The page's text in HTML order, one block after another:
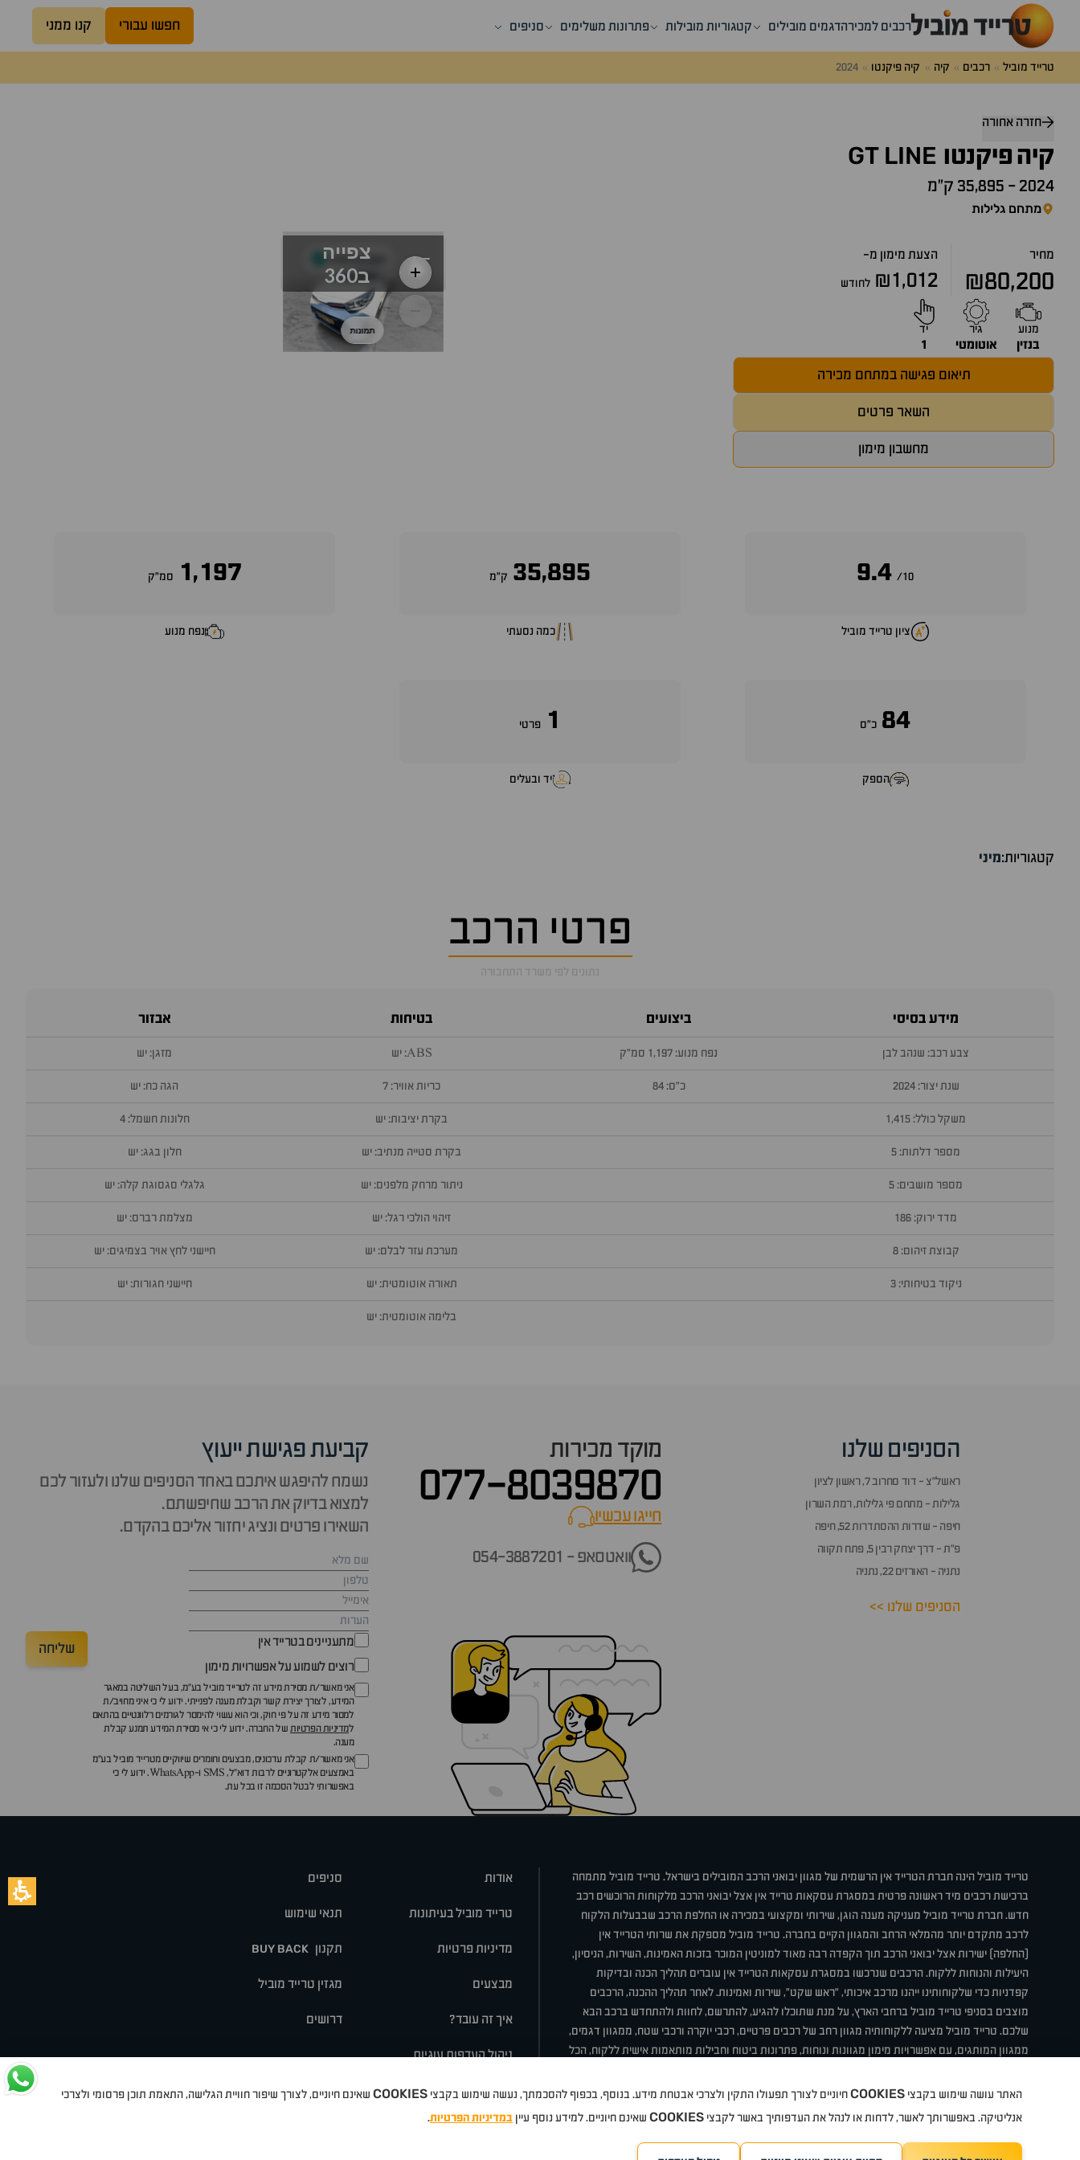
רכבים למכירהדגמים מובילים קטגוריות מובילות פתרונות משלימים סניפים חפשו עבורי קנו ממני
טרייד מוביל רכבים קיה קיה פיקנטו 2024
שאלות
ותשובות
חזרה אחורה
קיה פיקנטו GT LINE
2024
- 35,895 ק״מ
מתחם גלילות
מחיר
₪80,200
הצעת מימון מ-
₪1,012 לחודש
מנוע
בנזין
גיר
אוטומטי
יד
1
תיאום פגישה במתחם מכירה
השאר פרטים
מחשבון מימון
10/
9.4
ציון טרייד מוביל
35,895 ק״מ
כמה נסעתי
1,197 סמ״ק
נפח מנוע
84 כ״ס
הספק
1 פרטי
יד ובעלים
קטגוריות:מיני
פרטי הרכב
נתונים לפי משרד התחבורה
מידע בסיסי
צבע רכב: שנהב לבן
שנת יצור: 2024
משקל כולל: 1,415
מספר דלתות: 5
מספר מושבים: 5
מדד ירוק: 186
קבוצת זיהום: 8
ניקוד בטיחותי: 3
ביצועים
נפח מנוע: 1,197 סמ״ק
כ״ס: 84
בטיחות
ABS: יש
כריות אוויר: 7
בקרת יציבות: יש
בקרת סטייה מנתיב: יש
ניתור מרחק מלפנים: יש
זיהוי הולכי רגל: יש
מערכת עזר לבלם: יש
תאורה אוטומטית: יש
בלימה אוטומטית: יש
אבזור
מזגן: יש
הגה כח: יש
חלונות חשמל: 4
חלון בגג: יש
גלגלי סגסוגת קלה: יש
מצלמת רברס: יש
חיישני לחץ אויר בצמיגים: יש
חיישני חגורות: יש
הסניפים שלנו
ראשל״צ - דוד סחרוב 7, ראשון לציון
גלילות - מתחם פי גלילות, רמת השרון
חיפה - שדרות ההסתדרות 52, חיפה
פ״ת - דרך יצחק רבין 5, פתח תקווה
נתניה - האורזים 22, נתניה
הסניפים שלנו >>
מוקד מכירות
077-8039870
חייגו עכשיוcall now
וואטסאפ - 054-3887201
קביעת פגישת ייעוץ
נשמח להיפגש איתכם באחד הסניפים שלנו ולעזור לכם
למצוא בדיוק את הרכב שחיפשתם.
השאירו פרטים ונציג יחזור אליכם בהקדם.
מתעניינים בטרייד אין
רוצים לשמוע על אפשרויות מימון
אני מאשר/ת מסירת מידע זה לטרייד מוביל בע"מ, בעל השליטה במאגר
המידע, לצורך יצירת קשר וקבלת מענה לפנייתי. ידוע לי כי איני מחויב/ת
למסור מידע זה על פי חוק, וכי הוא עשוי להימסר לגורמים רלוונטיים בהתאם
למדיניות הפרטיותשל החברה. ידוע לי כי אי מסירת המידע תמנע קבלת
מענה.
אני מאשר/ת קבלת עדכונים, מבצעים וחומרים שיווקיים מטרייד מוביל בע"מ
באמצעים אלקטרוניים לרבות דוא״ל, SMS ו-WhatsApp. ידוע לי כי
באפשרותי לבטל הסכמה זו בכל עת.
שליחה
טרייד מוביל הינה חברת הטרייד אין הרשמית של מגוון יבואני הרכב המובילים בישראל. טרייד מוביל מתמחה
ברכישת רכבים מיד ראשונה פרטית במסגרת עסקאות טרייד אין אצל יבואני הרכב מלקוחות הרוכשים רכב
חדש. חברת טרייד מוביל מעניקה מענה הוגן, שירותי ומקצועי במכירה או החלפת הרכב שבבעלות הלקוח
לרכב מתקדם יותר מהמלאי הרחב והמגוון הקיים בחברה. טרייד מוביל מספקת את שרותי הטרייד אין
(החלפה) ישירות אצל יבואני הרכב תוך הקפדה רבה מאוד למוניטין המוכר בזכות האמינות, השירות, הניסיון,
היעילות והנוחות ללקוח. הרכבים שנרכשו במסגרת עסקאות הטרייד אין עוברים תהליך הכנה ובדיקות
קפדניות כדי שלקוחותינו ייהנו מרכב איכותי, "ראש שקט", שירות ואמינות. לאחר תהליך ההכנה, הרכבים
מוצבים בסניפי טרייד מוביל ברחבי הארץ, על מנת שתוכלו להגיע, להתרשם, לחוות ולהתחדש ברכב הבא
שלכם. טרייד מוביל מציעה ללקוחותיה מגוון רחב של רכבים פרטיים, רכבי יוקרה ורכבי שטח, ממגוון דגמים,
ממגוון המותגים, עם אפשרויות מימון מגוונות ונוחות, פתרונות ביטוח וחבילות מותאמות אישית ללקוח, הכל
אודות סניפים
טרייד מוביל בעיתונות תנאי שימוש
מדיניות פרטיות תקנון BUY BACK
מבצעים מגזין טרייד מוביל
איך זה עובד? דרושים
ניהול העדפות עוגיות
קיהסיטרואןאופלפיג'וMG
Geelyמזדהבי ווי דיצ'ריטסלהניסאןטויוטה דאצ'יה פולקסווגןטסלהג'יפ ב מ וולקסוסאאודיסקודה
האתר עושה שימוש בקבצי COOKIESחיוניים לצורך תפעולו התקין ולצרכי אבטחת מידע. בנוסף, בכפוף להסכמתך, נעשה שימוש בקבצי COOKIES שאינם חיוניים, לצורך שיפור חוויית הגלישה, התאמת תוכן פרסומי ולצרכי
אנליטיקה. באפשרותך לאשר, לדחות או לנהל את העדפותיך באשר לקבצי COOKIES שאינם חיוניים. למידע נוסף עיין במדיניות הפרטיות.